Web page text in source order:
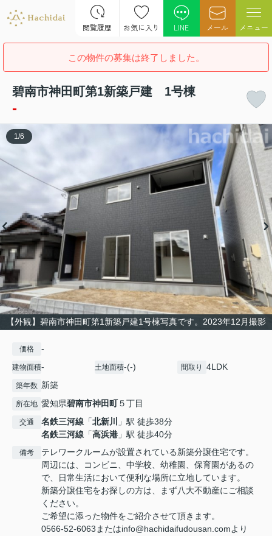
閲覧履歴 お気に入り LINE メール メニュー
この物件の募集は終了しました。
碧南市神田町第1新築戸建 1号棟
-
【外観】碧南市神田町第1新築戸建1号棟写真です。2023年12月撮影
1 /6
価格 -
建物面積- 土地面積-(-) 間取り 4LDK
築年数 新築
所在地 愛知県碧南市神田町５丁目
交通 名鉄三河線 「北新川
」駅 徒歩38分
名鉄三河線 「高浜港 」駅 徒歩40分
備考
テレワークルームが設置されている新築分譲住宅です。
周辺には、コンビニ、中学校、幼稚園、保育園があるの
で、日常生活において便利な場所に立地しています。
新築分譲住宅をお探しの方は、まず八大不動産にご相談
ください。
ご希望に添った物件をご紹介させて頂きます。
0566-52-6063またはinfo@hachidaifudousan.comより